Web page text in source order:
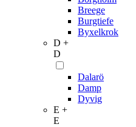
Breege
Burgtiefe
Byxelkrok
D +
D
Dalarö
Damp
Dyvig
E +
E